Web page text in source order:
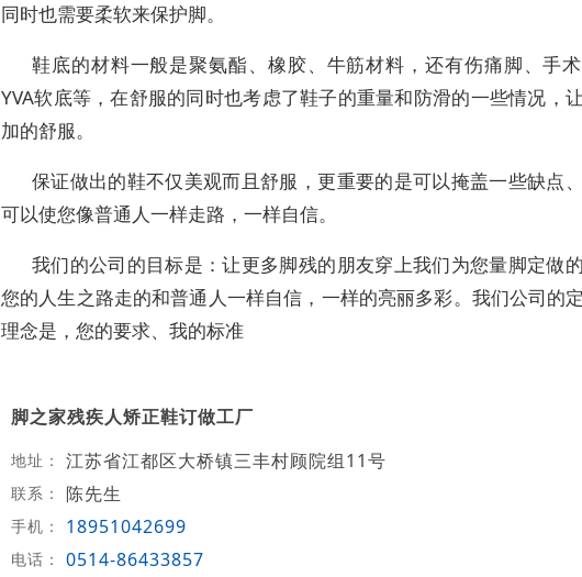
同时也需要柔软来保护脚。
鞋底的材料一般是聚氨酯、橡胶、牛筋材料，还有伤痛脚、手
YVA软底等，在舒服的同时也考虑了鞋子的重量和防滑的一些情况，
加的舒服。
保证做出的鞋不仅美观而且舒服，更重要的是可以掩盖一些缺点
可以使您像普通人一样走路，一样自信。
我们的公司的目标是：让更多脚残的朋友穿上我们为您量脚定做
您的人生之路走的和普通人一样自信，一样的亮丽多彩。我们公司的
理念是，您的要求、我的标准
脚之家残疾人矫正鞋订做工厂
地址： 江苏省江都区大桥镇三丰村顾院组11号
联系： 陈先生
手机： 18951042699
电话： 0514-86433857